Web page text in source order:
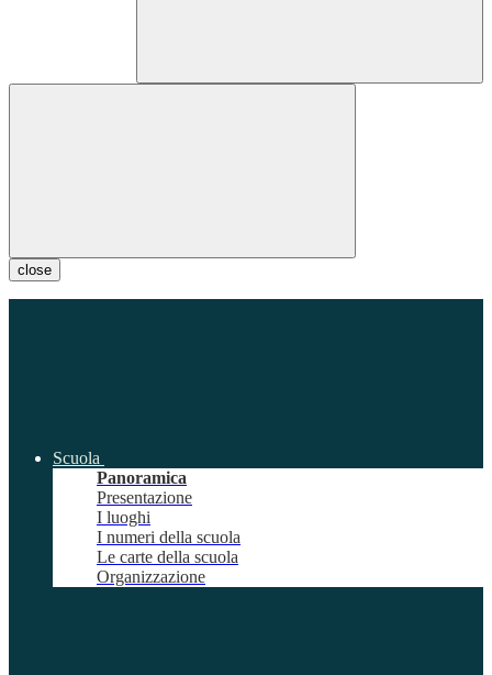
close
Scuola
Panoramica
Presentazione
I luoghi
I numeri della scuola
Le carte della scuola
Organizzazione